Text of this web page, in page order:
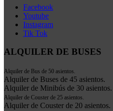
Facebook
Youtube
Instagram
Tik Tok
ALQUILER DE BUSES
Alquiler de Bus de 50 asientos.
Alquiler de Buses de 45 asientos.
Alquiler de Minibús de 30 asientos.
Alquiler de Couster de 25 asientos.
Alquiler de Couster de 20 asientos.